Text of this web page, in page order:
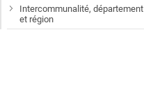
Intercommunalité, département
et région